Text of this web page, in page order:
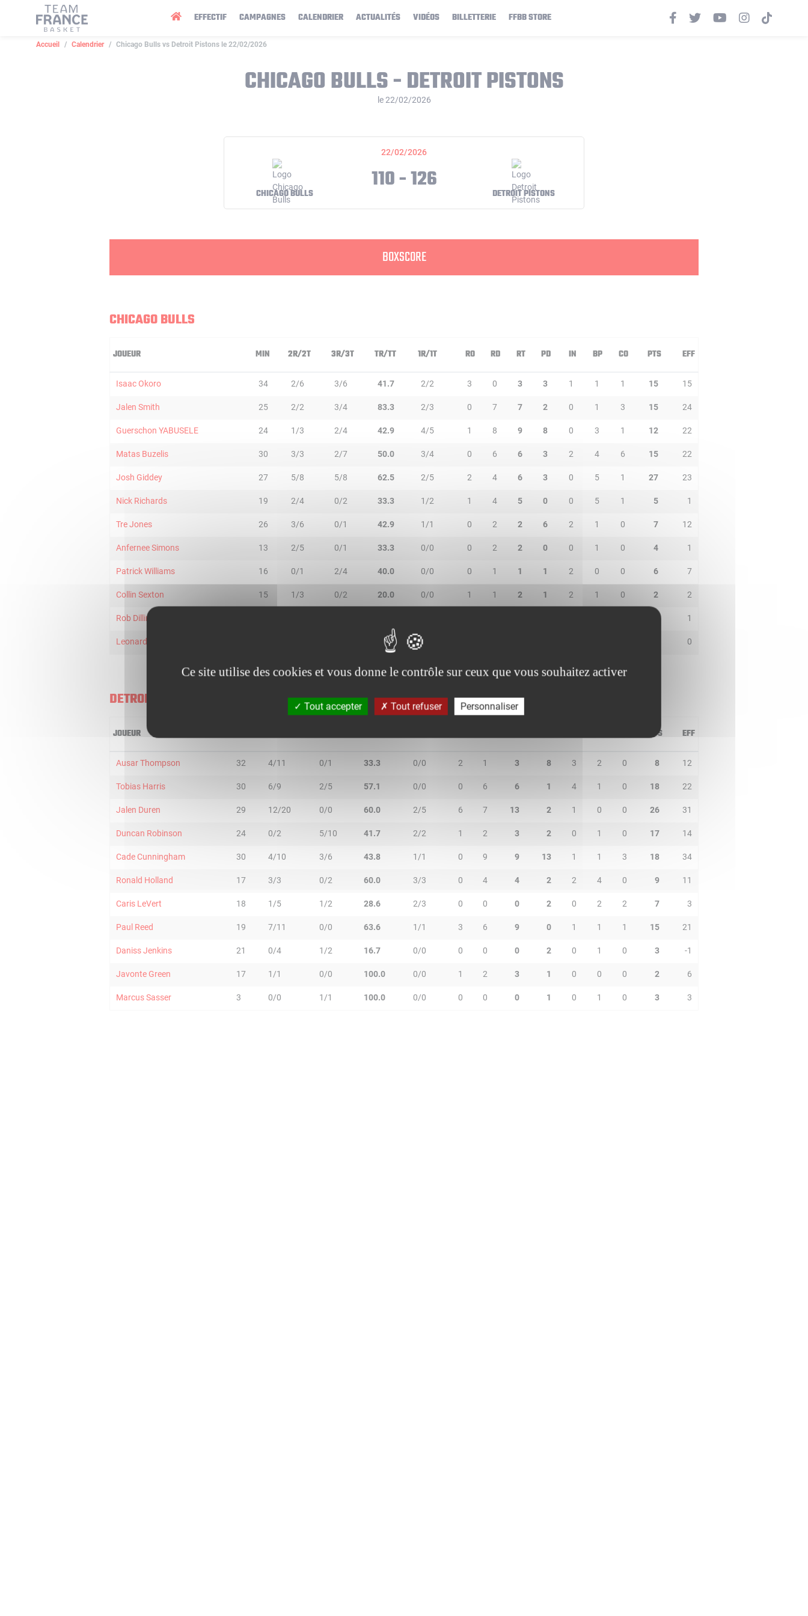
EFFECTIF CAMPAGNES CALENDRIER ACTUALITÉS VIDÉOS BILLETTERIE FFBB STORE
Accueil Calendrier Chicago Bulls vs Detroit Pistons le 22/02/2026
CHICAGO BULLS - DETROIT PISTONS
le 22/02/2026
22/02/2026
CHICAGO BULLS 110 - 126 DETROIT PISTONS
BOXSCORE
CHICAGO BULLS
JOUEUR MIN 2R/2T 3R/3T TR/TT 1R/1T RO RD RT PD IN BP CO PTS EFF
Isaac Okoro 34 2/6 3/6 41.7 2/2 3 0 3 3 1 1 1 15 15
Jalen Smith 25 2/2 3/4 83.3 2/3 0 7 7 2 0 1 3 15 24
Guerschon YABUSELE 24 1/3 2/4 42.9 4/5 1 8 9 8 0 3 1 12 22
Matas Buzelis 30 3/3 2/7 50.0 3/4 0 6 6 3 2 4 6 15 22
Josh Giddey 27 5/8 5/8 62.5 2/5 2 4 6 3 0 5 1 27 23
Nick Richards 19 2/4 0/2 33.3 1/2 1 4 5 0 0 5 1 5 1
Tre Jones 26 3/6 0/1 42.9 1/1 0 2 2 6 2 1 0 7 12
Anfernee Simons 13 2/5 0/1 33.3 0/0 0 2 2 0 0 1 0 4 1
Patrick Williams 16 0/1 2/4 40.0 0/0 0 1 1 1 2 0 0 6 7
Collin Sexton 15 1/3 0/2 20.0 0/0 1 1 2 1 2 1 0 2 2
Rob Dillingham 1
Leonard Miller 0/0 0
DETROIT PISTONS
JOUEUR PTS EFF
Ausar Thompson 32 4/11 0/1 33.3 0/0 2 1 3 8 3 2 0 8 12
Tobias Harris 30 6/9 2/5 57.1 0/0 0 6 6 1 4 1 0 18 22
Jalen Duren 29 12/20 0/0 60.0 2/5 6 7 13 2 1 0 0 26 31
Duncan Robinson 24 0/2 5/10 41.7 2/2 1 2 3 2 0 1 0 17 14
Cade Cunningham 30 4/10 3/6 43.8 1/1 0 9 9 13 1 1 3 18 34
Ronald Holland 17 3/3 0/2 60.0 3/3 0 4 4 2 2 4 0 9 11
Caris LeVert 18 1/5 1/2 28.6 2/3 0 0 0 2 0 2 2 7 3
Paul Reed 19 7/11 0/0 63.6 1/1 3 6 9 0 1 1 1 15 21
Daniss Jenkins 21 0/4 1/2 16.7 0/0 0 0 0 2 0 1 0 3 -1
Javonte Green 17 1/1 0/0 100.0 0/0 1 2 3 1 0 0 0 2 6
Marcus Sasser 3 0/0 1/1 100.0 0/0 0 0 0 1 0 1 0 3 3
Panneau de gestion des cookies
Ce site utilise des cookies et vous donne le contrôle sur ceux que vous souhaitez activer
Tout accepter Tout refuser Personnaliser